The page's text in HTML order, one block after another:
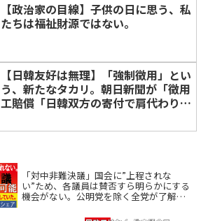
【政治家の目線】子供の日に思う、私
たちは福祉財源ではない。
【日韓友好は無理】「強制徴用」とい
う、新たなタカリ。朝日新聞が「徴用
工賠償「日韓双方の寄付で肩代わり」
「対中非難決議」国会に”上程されな
い”ため、各議員は賛否すら明らかにする
機会がない。公明党を除く全党が了解し